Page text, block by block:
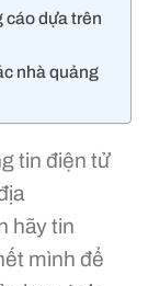
cáo dựa trên
nhà quảng
tin điện tử
hãy tin
mình để